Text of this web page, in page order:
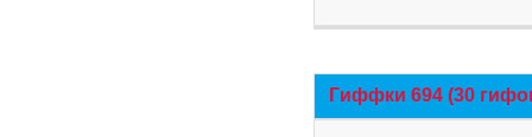
Гиффки 694 (30